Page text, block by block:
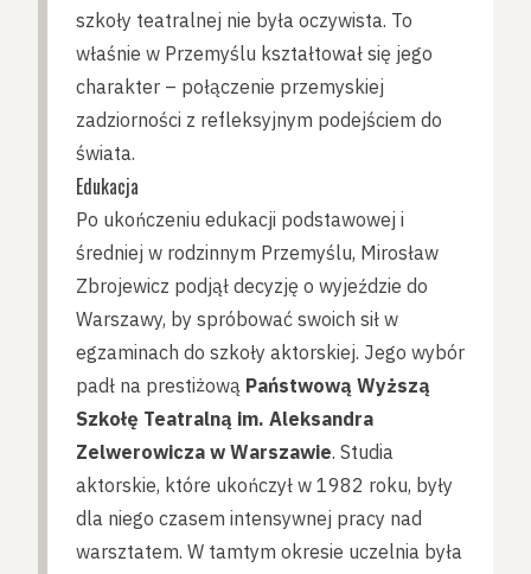
szkoły teatralnej nie była oczywista. To
właśnie w Przemyślu kształtował się jego
charakter – połączenie przemyskiej
zadziorności z refleksyjnym podejściem do
świata.
Edukacja
Po ukończeniu edukacji podstawowej i
średniej w rodzinnym Przemyślu, Mirosław
Zbrojewicz podjął decyzję o wyjeździe do
Warszawy, by spróbować swoich sił w
egzaminach do szkoły aktorskiej. Jego wybór
padł na prestiżową Państwową Wyższą
Szkołę Teatralną im. Aleksandra
Zelwerowicza w Warszawie. Studia
aktorskie, które ukończył w 1982 roku, były
dla niego czasem intensywnej pracy nad
warsztatem. W tamtym okresie uczelnia była